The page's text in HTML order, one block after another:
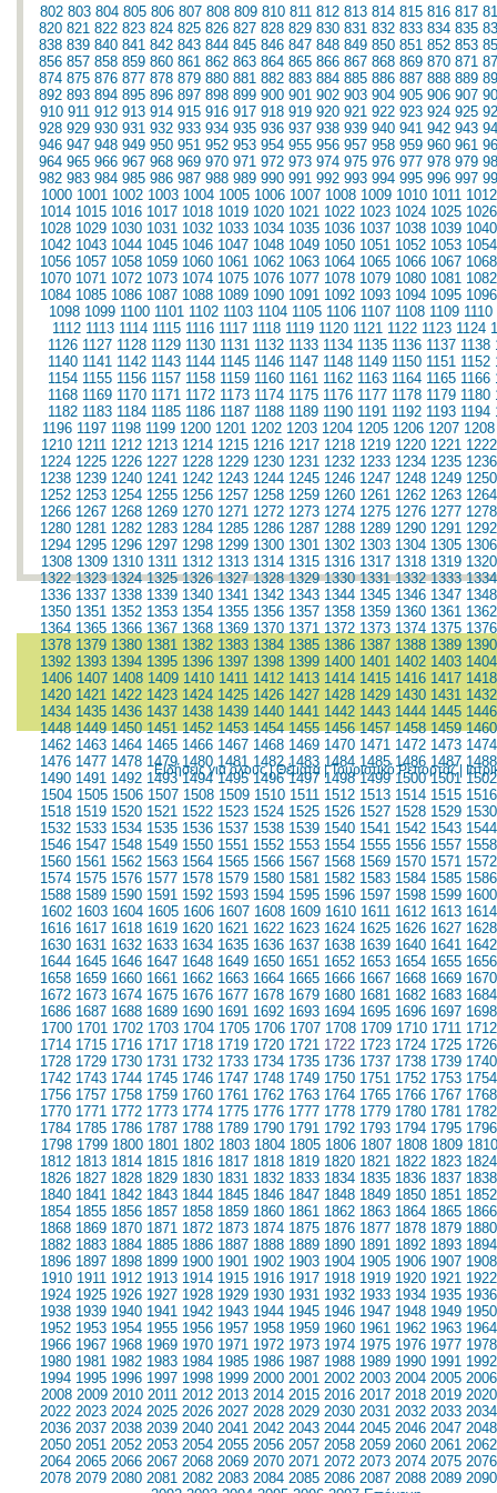
802 803 804 805 806 807 808 809 810 811 812 813 814 815 816 817
820 821 822 823 824 825 826 827 828 829 830 831 832 833 834 835
838 839 840 841 842 843 844 845 846 847 848 849 850 851 852 853
856 857 858 859 860 861 862 863 864 865 866 867 868 869 870 871
874 875 876 877 878 879 880 881 882 883 884 885 886 887 888 889
892 893 894 895 896 897 898 899 900 901 902 903 904 905 906 907
910 911 912 913 914 915 916 917 918 919 920 921 922 923 924 925
928 929 930 931 932 933 934 935 936 937 938 939 940 941 942 943
946 947 948 949 950 951 952 953 954 955 956 957 958 959 960 961
964 965 966 967 968 969 970 971 972 973 974 975 976 977 978 979
982 983 984 985 986 987 988 989 990 991 992 993 994 995 996 997
1000 1001 1002 1003 1004 1005 1006 1007 1008 1009 1010 1011 1012
1014 1015 1016 1017 1018 1019 1020 1021 1022 1023 1024 1025 1026
1028 1029 1030 1031 1032 1033 1034 1035 1036 1037 1038 1039 1040
1042 1043 1044 1045 1046 1047 1048 1049 1050 1051 1052 1053 1054
1056 1057 1058 1059 1060 1061 1062 1063 1064 1065 1066 1067 1068
1070 1071 1072 1073 1074 1075 1076 1077 1078 1079 1080 1081 1082
1084 1085 1086 1087 1088 1089 1090 1091 1092 1093 1094 1095 1096
1098 1099 1100 1101 1102 1103 1104 1105 1106 1107 1108 1109 1110
1112 1113 1114 1115 1116 1117 1118 1119 1120 1121 1122 1123 1124
1126 1127 1128 1129 1130 1131 1132 1133 1134 1135 1136 1137 1138
1140 1141 1142 1143 1144 1145 1146 1147 1148 1149 1150 1151 1152
1154 1155 1156 1157 1158 1159 1160 1161 1162 1163 1164 1165 1166
1168 1169 1170 1171 1172 1173 1174 1175 1176 1177 1178 1179 1180
1182 1183 1184 1185 1186 1187 1188 1189 1190 1191 1192 1193 1194
1196 1197 1198 1199 1200 1201 1202 1203 1204 1205 1206 1207 1208
1210 1211 1212 1213 1214 1215 1216 1217 1218 1219 1220 1221 1222
1224 1225 1226 1227 1228 1229 1230 1231 1232 1233 1234 1235 1236
1238 1239 1240 1241 1242 1243 1244 1245 1246 1247 1248 1249 1250
1252 1253 1254 1255 1256 1257 1258 1259 1260 1261 1262 1263 1264
1266 1267 1268 1269 1270 1271 1272 1273 1274 1275 1276 1277 1278
1280 1281 1282 1283 1284 1285 1286 1287 1288 1289 1290 1291 1292
1294 1295 1296 1297 1298 1299 1300 1301 1302 1303 1304 1305 1306
1308 1309 1310 1311 1312 1313 1314 1315 1316 1317 1318 1319 1320
1322 1323 1324 1325 1326 1327 1328 1329 1330 1331 1332 1333 1334
1336 1337 1338 1339 1340 1341 1342 1343 1344 1345 1346 1347 1348
1350 1351 1352 1353 1354 1355 1356 1357 1358 1359 1360 1361 1362
1364 1365 1366 1367 1368 1369 1370 1371 1372 1373 1374 1375 1376
1378 1379 1380 1381 1382 1383 1384 1385 1386 1387 1388 1389 1390
1392 1393 1394 1395 1396 1397 1398 1399 1400 1401 1402 1403 1404
1406 1407 1408 1409 1410 1411 1412 1413 1414 1415 1416 1417 1418
1420 1421 1422 1423 1424 1425 1426 1427 1428 1429 1430 1431 1432
1434 1435 1436 1437 1438 1439 1440 1441 1442 1443 1444 1445 1446
1448 1449 1450 1451 1452 1453 1454 1455 1456 1457 1458 1459 1460
1462 1463 1464 1465 1466 1467 1468 1469 1470 1471 1472 1473 1474
1476 1477 1478 1479 1480 1481 1482 1483 1484 1485 1486 1487 1488
1490 1491 1492 1493 1494 1495 1496 1497 1498 1499 1500 1501 1502
1504 1505 1506 1507 1508 1509 1510 1511 1512 1513 1514 1515 1516
1518 1519 1520 1521 1522 1523 1524 1525 1526 1527 1528 1529 1530
1532 1533 1534 1535 1536 1537 1538 1539 1540 1541 1542 1543 1544
1546 1547 1548 1549 1550 1551 1552 1553 1554 1555 1556 1557 1558
1560 1561 1562 1563 1564 1565 1566 1567 1568 1569 1570 1571 1572
1574 1575 1576 1577 1578 1579 1580 1581 1582 1583 1584 1585 1586
1588 1589 1590 1591 1592 1593 1594 1595 1596 1597 1598 1599 1600
1602 1603 1604 1605 1606 1607 1608 1609 1610 1611 1612 1613 1614
1616 1617 1618 1619 1620 1621 1622 1623 1624 1625 1626 1627 1628
1630 1631 1632 1633 1634 1635 1636 1637 1638 1639 1640 1641 1642
1644 1645 1646 1647 1648 1649 1650 1651 1652 1653 1654 1655 1656
1658 1659 1660 1661 1662 1663 1664 1665 1666 1667 1668 1669 1670
1672 1673 1674 1675 1676 1677 1678 1679 1680 1681 1682 1683 1684
1686 1687 1688 1689 1690 1691 1692 1693 1694 1695 1696 1697 1698
1700 1701 1702 1703 1704 1705 1706 1707 1708 1709 1710 1711 1712
1714 1715 1716 1717 1718 1719 1720 1721 1722 1723 1724 1725 1726
1728 1729 1730 1731 1732 1733 1734 1735 1736 1737 1738 1739 1740
1742 1743 1744 1745 1746 1747 1748 1749 1750 1751 1752 1753 1754
1756 1757 1758 1759 1760 1761 1762 1763 1764 1765 1766 1767 1768
1770 1771 1772 1773 1774 1775 1776 1777 1778 1779 1780 1781 1782
1784 1785 1786 1787 1788 1789 1790 1791 1792 1793 1794 1795 1796
1798 1799 1800 1801 1802 1803 1804 1805 1806 1807 1808 1809 1810
1812 1813 1814 1815 1816 1817 1818 1819 1820 1821 1822 1823 1824
1826 1827 1828 1829 1830 1831 1832 1833 1834 1835 1836 1837 1838
1840 1841 1842 1843 1844 1845 1846 1847 1848 1849 1850 1851 1852
1854 1855 1856 1857 1858 1859 1860 1861 1862 1863 1864 1865 1866
1868 1869 1870 1871 1872 1873 1874 1875 1876 1877 1878 1879 1880
1882 1883 1884 1885 1886 1887 1888 1889 1890 1891 1892 1893 1894
1896 1897 1898 1899 1900 1901 1902 1903 1904 1905 1906 1907 1908
1910 1911 1912 1913 1914 1915 1916 1917 1918 1919 1920 1921 1922
1924 1925 1926 1927 1928 1929 1930 1931 1932 1933 1934 1935 1936
1938 1939 1940 1941 1942 1943 1944 1945 1946 1947 1948 1949 1950
1952 1953 1954 1955 1956 1957 1958 1959 1960 1961 1962 1963 1964
1966 1967 1968 1969 1970 1971 1972 1973 1974 1975 1976 1977 1978
1980 1981 1982 1983 1984 1985 1986 1987 1988 1989 1990 1991 1992
1994 1995 1996 1997 1998 1999 2000 2001 2002 2003 2004 2005 2006
2008 2009 2010 2011 2012 2013 2014 2015 2016 2017 2018 2019 2020
2022 2023 2024 2025 2026 2027 2028 2029 2030 2031 2032 2033 2034
2036 2037 2038 2039 2040 2041 2042 2043 2044 2045 2046 2047 2048
2050 2051 2052 2053 2054 2055 2056 2057 2058 2059 2060 2061 2062
2064 2065 2066 2067 2068 2069 2070 2071 2072 2073 2074 2075 2076
2078 2079 2080 2081 2082 2083 2084 2085 2086 2087 2088 2089 2090
Ειδήσεις για όλους|Θέματα|Τουριστικό Ρεπορτάζ|